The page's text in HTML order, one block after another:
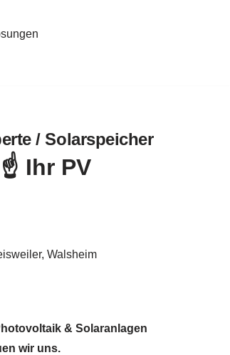
/ Solarspeicher
& Solaranlagen
wir uns.